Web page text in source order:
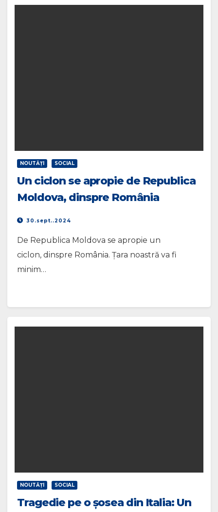
NOUTĂŢI SOCIAL
Un ciclon se apropie de Republica
Moldova, dinspre România
30.sept..2024
De Republica Moldova se apropie un
ciclon, dinspre România. Țara noastră va fi
minim…
NOUTĂŢI SOCIAL
Tragedie pe o șosea din Italia: Un